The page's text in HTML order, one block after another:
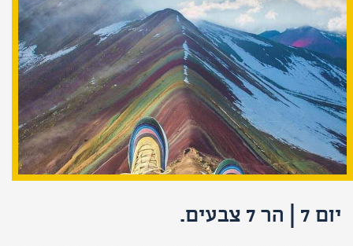
יום 7 | הר 7 צבעים.